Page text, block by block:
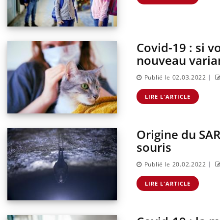
Covid-19 : si
nouveau
Publié le 02.03.2022 |
LIRE L'ARTICLE
Origine du
souris
Publié le 20.02.2022 |
LIRE L'ARTICLE